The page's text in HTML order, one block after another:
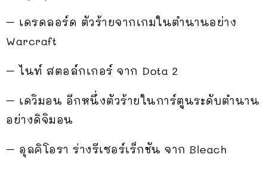
– เดรดลอร์ด ตัวร้ายจากเกมในตำนานอย่าง
Warcraft
– ไนท์ สตอล์กเกอร์ จาก Dota 2
– เดวิมอน อีกหนึ่งตัวร้ายในการ์ตูนระดับตำนาน
อย่างดิจิมอน
– อุลคิโอรา ร่างรีเซอร์เร็กชัน จาก Bleach